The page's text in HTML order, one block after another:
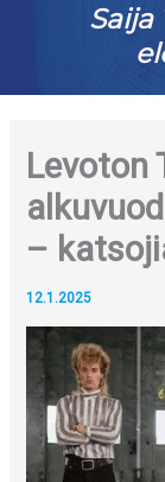
Levoton
–
12.1.2025